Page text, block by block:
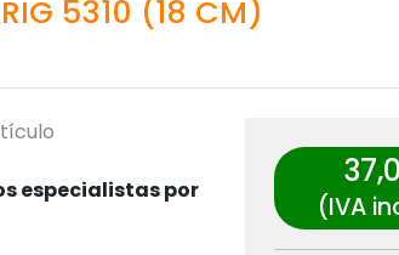
5310 (18 CM)
especialistas por
(IVA